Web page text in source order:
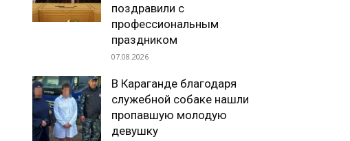
поздравили с
профессиональным
праздником
07.08.2026
В Караганде благодаря
служебной собаке нашли
пропавшую молодую
девушку